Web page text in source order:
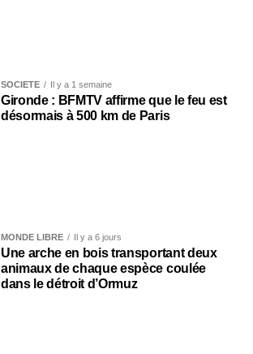
SOCIÉTÉ Il y a 1 semaine
Gironde : BFMTV affirme que le feu est
désormais à 500 km de Paris
MONDE LIBRE Il y a 6 jours
Une arche en bois transportant deux
animaux de chaque espèce coulée
dans le détroit d’Ormuz